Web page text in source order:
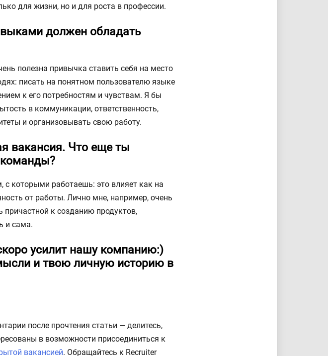
для жизни, но и для роста в профессии.
должен обладать
полезна привычка ставить себя на место
писать на понятном пользователю языке
к его потребностям и чувствам. Я бы
в коммуникации, ответственность,
и организовывать свою работу.
вакансия. Что еще ты
которыми работаешь: это влияет как на
от работы. Лично мне, например, очень
к созданию продуктов,
и сама.
усилит нашу компанию:)
и твою личную историю в
после прочтения статьи — делитесь,
в возможности присоединиться к
вакансией. Обращайтесь к Recruiter